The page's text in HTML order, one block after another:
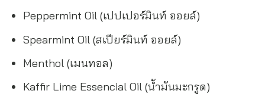
Peppermint Oil (เปปเปอร์มินท์ ออยล์)
Spearmint Oil (สเปียร์มินท์ ออยล์)
Menthol (เมนทอล)
Kaffir Lime Essencial Oil (น้ำมันมะกรูด)